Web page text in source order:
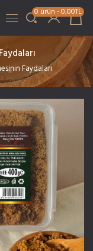
0 ürün - 0,00TL
Faydaları